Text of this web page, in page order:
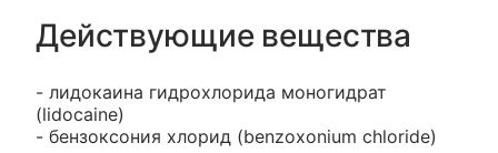
Действующие вещества
- лидокаина гидрохлорида моногидрат
(lidocaine)
- бензоксония хлорид (benzoxonium chloride)